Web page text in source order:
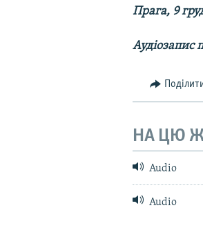
Прага, 9
Аудіозапис
НА ЦЮ
Audio
Audio